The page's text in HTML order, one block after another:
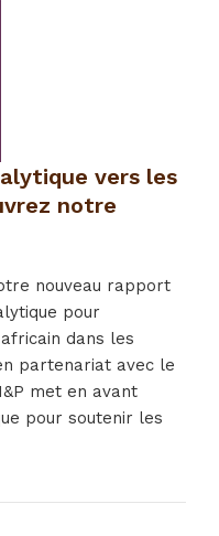
vers les
notre
nouveau rapport
pour
dans les
partenariat avec le
met en avant
pour soutenir les